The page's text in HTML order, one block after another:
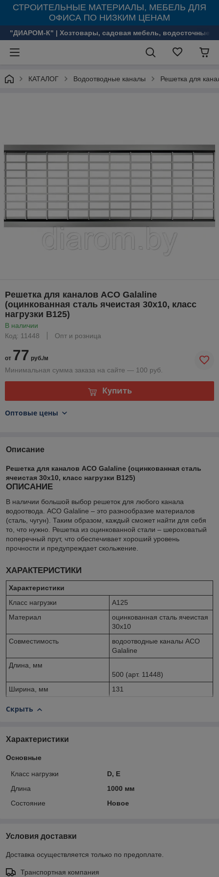
СТРОИТЕЛЬНЫЕ МАТЕРИАЛЫ, МЕБЕЛЬ ДЛЯ
ОФИСА ПО НИЗКИМ ЦЕНАМ
"ДИАРОМ-К" | Хозтовары, садовая мебель, водосточные
КАТАЛОГ Водоотводные каналы Решетка для
Решетка для каналов ACO Galaline
(оцинкованная сталь ячеистая 30х10, класс
нагрузки B125)
В наличии
Код: 11448
Опт и розница
от 77 руб./м
Минимальная сумма заказа на сайте — 100 руб.
Купить
Оптовые цены
Описание
Решетка для каналов ACO Galaline (оцинкованная сталь
ячеистая 30х10, класс нагрузки B125)
ОПИСАНИЕ
В наличии большой выбор решеток для любого канала
водоотвода. ACO Galaline – это разнообразие материалов
(сталь, чугун). Таким образом, каждый сможет найти для себя
то, что нужно. Решетка из оцинкованной стали – шероховатый
поперечный прут, что обеспечивает хороший уровень
прочности и предупреждает скольжение.
ХАРАКТЕРИСТИКИ
Характеристики
Класс нагрузки
A125
Материал
оцинкованная сталь ячеистая
30х10
Совместимость
водоотводные каналы ACO
Galaline
Длина, мм
500 (арт. 11448)
Ширина, мм
131
Скрыть
Характеристики
Основные
Класс нагрузки
D, E
Длина
1000 мм
Состояние
Новое
Условия доставки
Доставка осуществляется только по предоплате.
Транспортная компания